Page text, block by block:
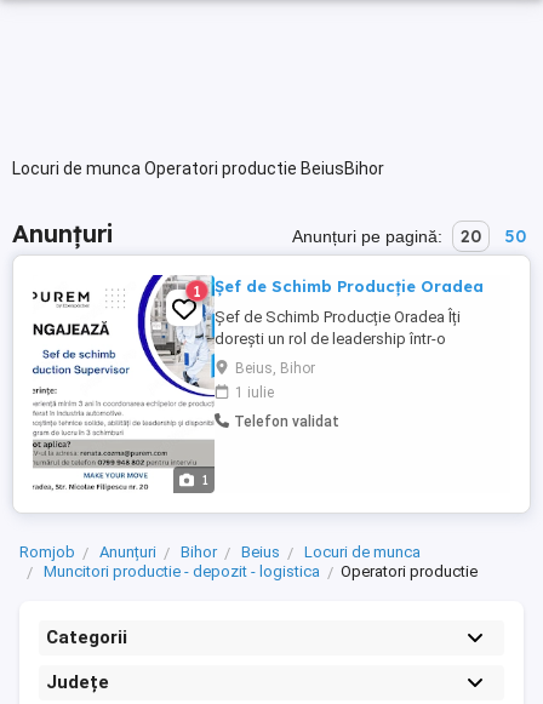
Locuri de munca Operatori productie BeiusBihor
Anunțuri Anunțuri pe pagină: 20 50
1
1 Șef de Schimb Producție Oradea
Șef de Schimb Producție Oradea Îți
dorești un rol de leadership într-o
companie internațională din industria
automotive? Suntem în căutarea unui Șef
de Schimb cu experiență în coordonarea
echipelor din producție, care să contribuie
Beius, Bihor
1 iulie
Telefon validat
Romjob Anunțuri Bihor Beius
Locuri de munca
Muncitori productie - depozit - logistica
Operatori productie
Categorii
Județe